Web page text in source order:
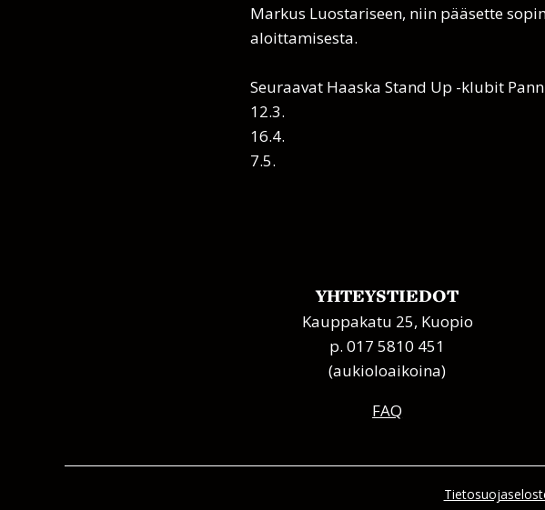
Markus Luostariseen, niin pääsette
aloittamisesta.
Seuraavat Haaska Stand Up -klubit
12.3.
16.4.
7.5.
YHTEYSTIEDOT
Kauppakatu 25, Kuopio
p. 017 5810 451
(aukioloaikoina)
FAQ